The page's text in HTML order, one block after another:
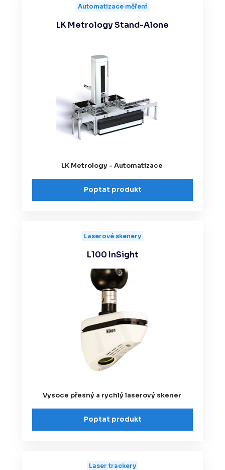
Automatizace měření
LK Metrology Stand-Alone
LK Metrology - Automatizace
Poptat produkt
Laserové skenery
L100 InSight
Vysoce přesný a rychlý laserový skener
Poptat produkt
Laser trackery